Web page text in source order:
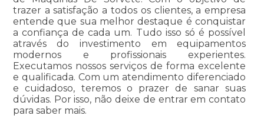
trazer a satisfação a todos os clientes, a empresa
entende que sua melhor destaque é conquistar
a confiança de cada um. Tudo isso só é possível
através do investimento em equipamentos
modernos e profissionais experientes.
Executamos nossos serviços de forma excelente
e qualificada. Com um atendimento diferenciado
e cuidadoso, teremos o prazer de sanar suas
dúvidas. Por isso, não deixe de entrar em contato
para saber mais.